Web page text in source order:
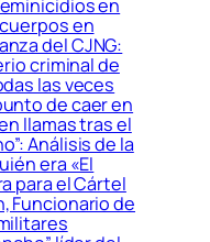
en
en
del CJNG:
criminal de
las veces
de caer en
llamas tras el
Análisis de la
era «El
para el Cártel
Funcionario de